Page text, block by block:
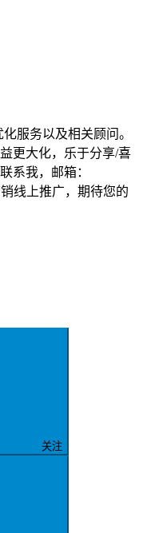
服务以及相关顾问。
更大化，乐于分享/喜
系我，邮箱：
线上推广，期待您的
关注